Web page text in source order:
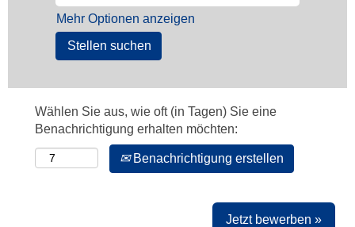
Mehr Optionen anzeigen
Wählen Sie aus, wie oft (in Tagen) Sie eine
Benachrichtigung erhalten möchten:
Benachrichtigung erstellen
Jetzt bewerben »